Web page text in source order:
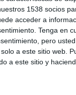
1538 socios
acceder a
Tenga en
pero
a este sitio web.
a este sitio y
decorativas y
están
a los desafíos
Antolin.
nuevo
de los más de